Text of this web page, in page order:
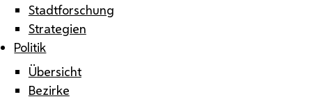
Stadtforschung
Strategien
Politik
Übersicht
Bezirke